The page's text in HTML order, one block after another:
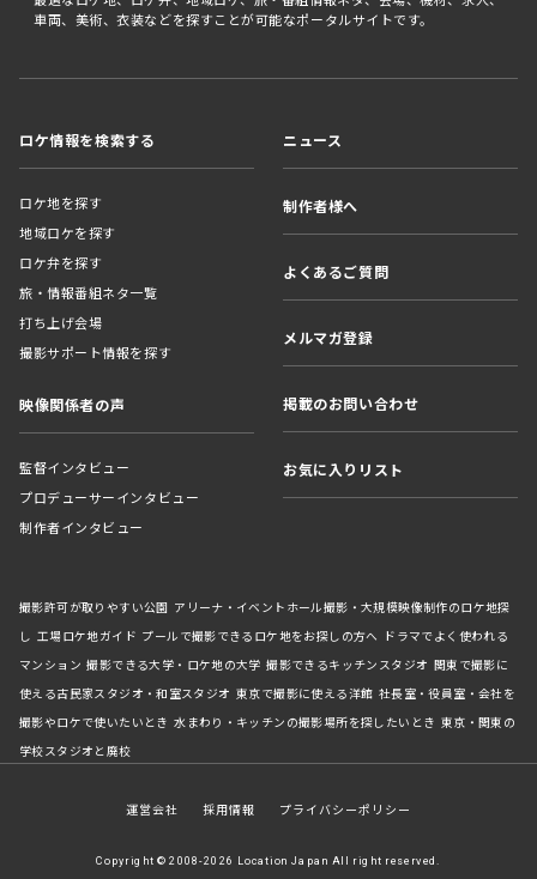
車両、美術、衣装などを探すことが可能なポータルサイトです。
ロケ情報を検索する
ロケ地を探す
地域ロケを探す
ロケ弁を探す
旅・情報番組ネタ一覧
打ち上げ会場
撮影サポート情報を探す
映像関係者の声
監督インタビュー
プロデューサーインタビュー
制作者インタビュー
ニュース
制作者様へ
よくあるご質問
メルマガ登録
掲載のお問い合わせ
お気に入りリスト
撮影許可が取りやすい公園 アリーナ・イベントホール撮影・大規模映像制作のロケ地探
し 工場ロケ地ガイド プールで撮影できるロケ地をお探しの方へ ドラマでよく使われる
マンション 撮影できる大学・ロケ地の大学 撮影できるキッチンスタジオ 関東で撮影に
使える古民家スタジオ・和室スタジオ 東京で撮影に使える洋館 社長室・役員室・会社を
撮影やロケで使いたいとき 水まわり・キッチンの撮影場所を探したいとき 東京・関東の
学校スタジオと廃校
運営会社 採用情報 プライバシーポリシー
Copyright © 2008-2026 Location Japan All right reserved.